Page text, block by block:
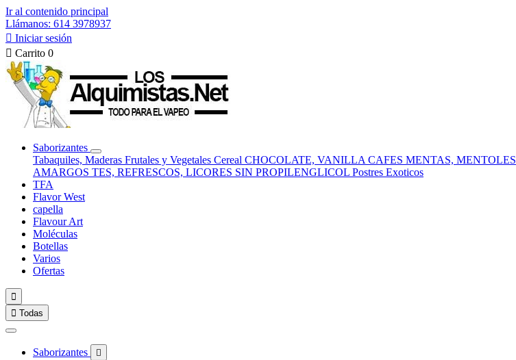
Ir al contenido principal
Llámanos: 614 3978937
 Iniciar sesión
 Carrito 0
Saborizantes
Tabaquiles, Maderas Frutales y Vegetales Cereal CHOCOLATE, VANILLA CAFES MENTAS, MENTOLES
AMARGOS TES, REFRESCOS, LICORES SIN PROPILENGLICOL Postres Exoticos
TFA
Flavor West
capella
Flavour Art
Moléculas
Botellas
Varios
Ofertas

 Todas
Saborizantes 